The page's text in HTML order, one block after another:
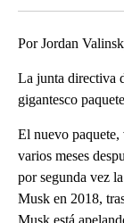
Por Jordan
La junta directiva
gigantesco
El nuevo
varios meses
por segunda vez
Musk en 2018,